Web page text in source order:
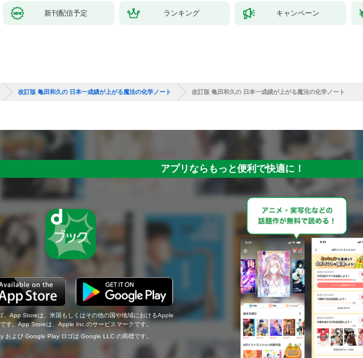
新刊配信予定 ランキング キャンペーン
改訂版 亀田和久の 日本一成績が上がる魔法の化学ノート 改訂版 亀田和久の 日本一成績が上がる魔法の化学ノート
アプリならもっと便利で快適に！
、App Storeは、米国もしくはその他の国や地域におけるApple
す。App Storeは、Apple Inc.のサービスマークです。
および Google Play ロゴは Google LLC の商標です。